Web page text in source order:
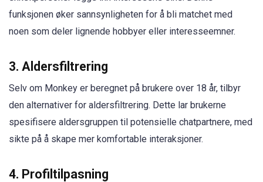
funksjonen øker sannsynligheten for å bli matchet med
noen som deler lignende hobbyer eller interesseemner.
3. Aldersfiltrering
Selv om Monkey er beregnet på brukere over 18 år, tilbyr
den alternativer for aldersfiltrering. Dette lar brukerne
spesifisere aldersgruppen til potensielle chatpartnere, med
sikte på å skape mer komfortable interaksjoner.
4. Profiltilpasning